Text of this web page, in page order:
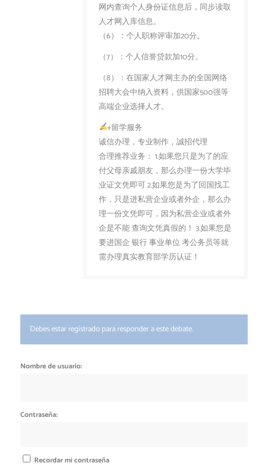
网内查询个人身份证信息后，同步读取
人才网入库信息。
（6）：个人职称评审加20分。
（7）：个人信誉贷款加10分。
（8）：在国家人才网主办的全国网络
招聘大会中纳入资料，供国家500强等
高端企业选择人才。
+留学服务
诚信办理，专业制作，誠招代理
合理推荐业务： 1.如果您只是为了的应
付父母亲戚朋友，那么办理一份大学毕
业证文凭即可 2.如果您是为了回国找工
作，只是进私营企业或者外企，那么办
理一份文凭即可，因为私营企业或者外
企是不能 查询文凭真假的！ 3.如果您是
要进国企 银行 事业单位 考公务员等就
需办理真实教育部学历认证！
Debes estar registrado para responder a este debate.
Nombre de usuario:
Contraseña:
Recordar mi contraseña